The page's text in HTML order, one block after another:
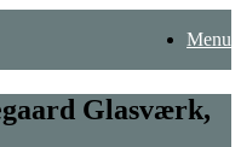
Menu
Glasværk,